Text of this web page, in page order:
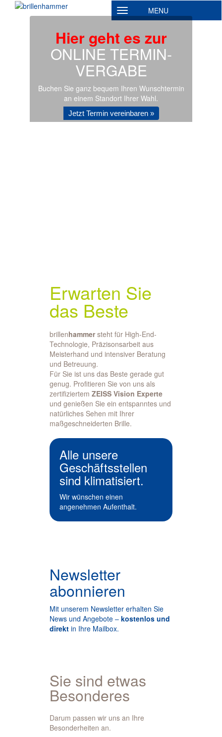
Toggle navigation
MENU
Hier geht es zur
ONLINE TERMIN­
VERGABE
Buchen Sie ganz bequem Ihren Wunschtermin
an einem Standort Ihrer Wahl.
Jetzt Termin vereinbaren »
Erwarten Sie
das Beste
brillenhammersteht für High-End-
Technologie, Präzisonsarbeit aus
Meisterhand und intensiver Beratung
und Betreuung.
Für Sie ist uns das Beste gerade gut
genug. Profitieren Sie von uns als
zertifiziertem ZEISS Vision Experte
und genießen Sie ein entspanntes und
natürliches Sehen mit Ihrer
maßgeschneiderten Brille.
Alle unsere
Geschäfts­­­stellen
sind klima­ti­siert.
Wir wünschen einen
angenehmen Aufenthalt.
Newsletter
abonnieren
Mit unserem Newsletter erhalten Sie
News und Angebote – kostenlos und
direkt in Ihre Mailbox.
Sie sind etwas
Besonderes
Darum passen wir uns an Ihre
Besonderheiten an.